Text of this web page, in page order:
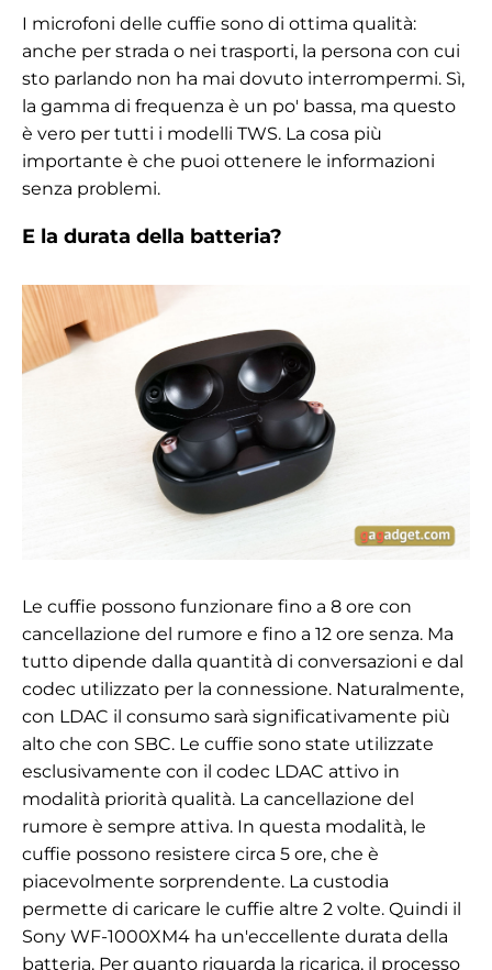
I microfoni delle cuffie sono di ottima qualità:
anche per strada o nei trasporti, la persona con cui
sto parlando non ha mai dovuto interrompermi. Sì,
la gamma di frequenza è un po' bassa, ma questo
è vero per tutti i modelli TWS. La cosa più
importante è che puoi ottenere le informazioni
senza problemi.
E la durata della batteria?
Le cuffie possono funzionare fino a 8 ore con
cancellazione del rumore e fino a 12 ore senza. Ma
tutto dipende dalla quantità di conversazioni e dal
codec utilizzato per la connessione. Naturalmente,
con LDAC il consumo sarà significativamente più
alto che con SBC. Le cuffie sono state utilizzate
esclusivamente con il codec LDAC attivo in
modalità priorità qualità. La cancellazione del
rumore è sempre attiva. In questa modalità, le
cuffie possono resistere circa 5 ore, che è
piacevolmente sorprendente. La custodia
permette di caricare le cuffie altre 2 volte. Quindi il
Sony WF-1000XM4 ha un'eccellente durata della
batteria. Per quanto riguarda la ricarica, il processo